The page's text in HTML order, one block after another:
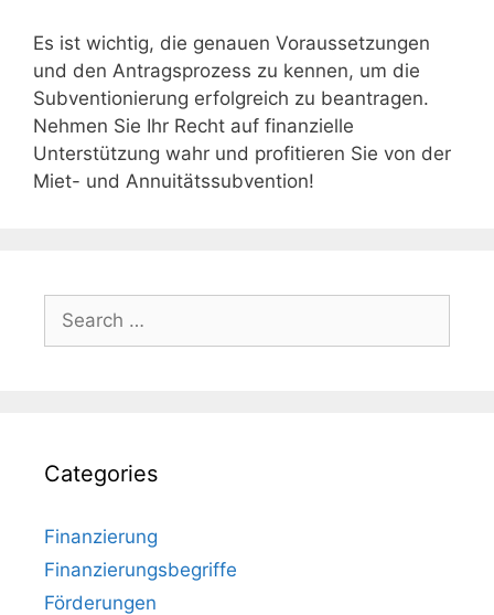
Es ist wichtig, die genauen Voraussetzungen
und den Antragsprozess zu kennen, um die
Subventionierung erfolgreich zu beantragen.
Nehmen Sie Ihr Recht auf finanzielle
Unterstützung wahr und profitieren Sie von der
Miet- und Annuitätssubvention!
Search
for:
Categories
Finanzierung
Finanzierungsbegriffe
Förderungen